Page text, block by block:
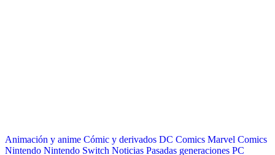
Animación y anime Cómic y derivados DC Comics Marvel Comics
Nintendo Nintendo Switch Noticias Pasadas generaciones PC